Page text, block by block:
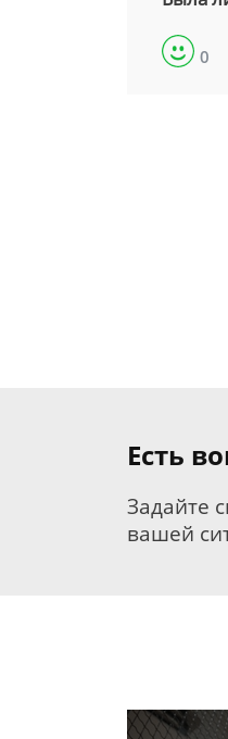
0
Есть
Задайте
вашей